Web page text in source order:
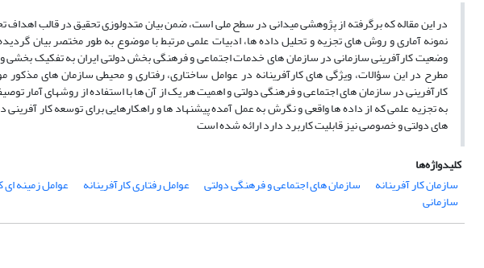
در این مقاله که برگرفته از پژوهشی میدانی در سطح ملی است، ضمن بیان متدولوزی تحقیق در قالب
نمونه آماری و روش های تجزیه و تحلیل داده ها، ادبیات علمی مرتبط با موضوع به طور مختصر بیان
وضعیت کارآفرینی سازمانی در سازمان های خدمات اجتماعی و فرهنگی بخش دولتی ایران به تفکیک
مطرح در این سؤالات، ویژگی های کارآفرینانه در عوامل ساختاری، رفتاری و محیطی سازمان های مذکور
کارآفرینی در سازمان های اجتماعی و فرهنگی دولتی و اهمیت هر یک از آن ها با استفاده از روشهای آمار
به تجزیه علمی که از داده ها واقعی و نگرش به عمل آمده پیشنهاد ها و راهکارهایی برای توسعه کار
های دولتی و خصوصی نیز قابلیت کاربرد دارد ارائه شده است
کلیدواژه‌ها
سازمان کار آفرینانه
سازمان های اجتماعی و فرهنگی دولتی عوامل رفتاری کارآفرینانه عوامل زمینه ای
سازمانی